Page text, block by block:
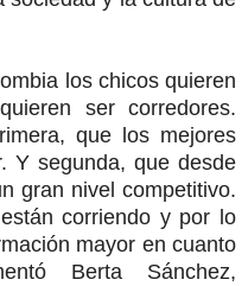
los chicos quieren
ser corredores.
que los mejores
Y segunda, que desde
gran nivel competitivo.
corriendo y por lo
mayor en cuanto
Berta Sánchez,